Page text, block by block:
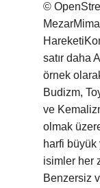
©
satır daha
örnek
Budizm,
ve
olmak
harfi büyük
isimler her
Benzersiz